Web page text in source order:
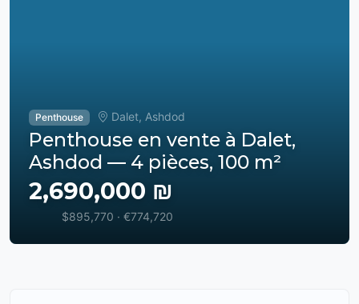
Penthouse Dalet, Ashdod
Penthouse en vente à Dalet,
Ashdod — 4 pièces, 100 m²
2,690,000 ₪
$895,770 · €774,720